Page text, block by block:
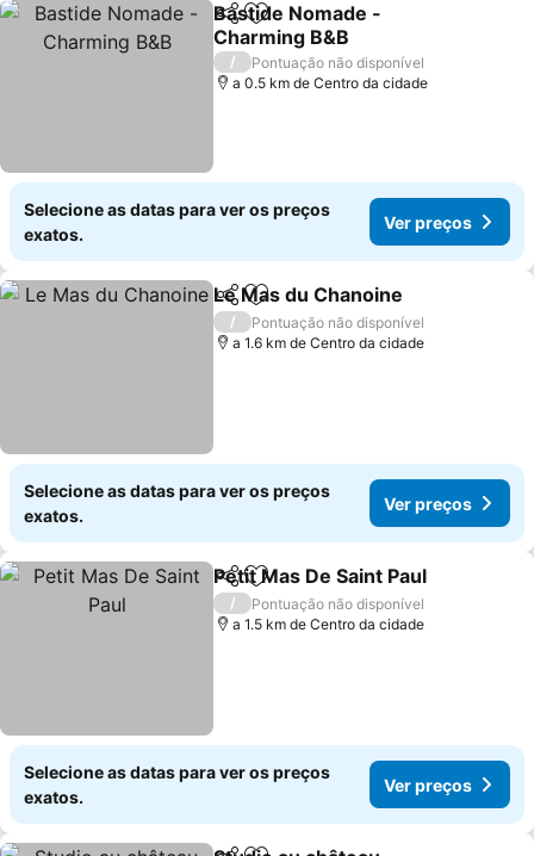
PartilharAdicionar aos favoritos
Bastide Nomade -
Charming B&B
Ver preços
/
Pontuação não disponível
a 0.5 km de Centro da cidade
Selecione as datas para ver os preços
exatos.
Ver preços
PartilharAdicionar aos favoritos
Le Mas du Chanoine
/
Pontuação não disponível
a 1.6 km de Centro da cidade
Selecione as datas para ver os preços
exatos.
Ver preços
PartilharAdicionar aos favoritos
Petit Mas De Saint Paul
/
Pontuação não disponível
a 1.5 km de Centro da cidade
Selecione as datas para ver os preços
exatos.
Ver preços